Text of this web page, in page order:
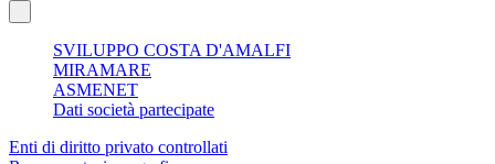
SVILUPPO COSTA D'AMALFI
MIRAMARE
ASMENET
Dati società partecipate
Enti di diritto privato controllati